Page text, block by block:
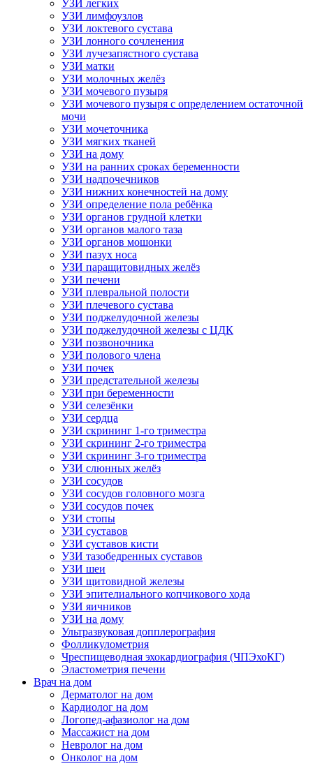
УЗИ легких
УЗИ лимфоузлов
УЗИ локтевого сустава
УЗИ лонного сочленения
УЗИ лучезапястного сустава
УЗИ матки
УЗИ молочных желёз
УЗИ мочевого пузыря
УЗИ мочевого пузыря с определением остаточной
мочи
УЗИ мочеточника
УЗИ мягких тканей
УЗИ на дому
УЗИ на ранних сроках беременности
УЗИ надпочечников
УЗИ нижних конечностей на дому
УЗИ определение пола ребёнка
УЗИ органов грудной клетки
УЗИ органов малого таза
УЗИ органов мошонки
УЗИ пазух носа
УЗИ паращитовидных желёз
УЗИ печени
УЗИ плевральной полости
УЗИ плечевого сустава
УЗИ поджелудочной железы
УЗИ поджелудочной железы с ЦДК
УЗИ позвоночника
УЗИ полового члена
УЗИ почек
УЗИ предстательной железы
УЗИ при беременности
УЗИ селезёнки
УЗИ сердца
УЗИ скрининг 1-го триместра
УЗИ скрининг 2-го триместра
УЗИ скрининг 3-го триместра
УЗИ слюнных желёз
УЗИ сосудов
УЗИ сосудов головного мозга
УЗИ сосудов почек
УЗИ стопы
УЗИ суставов
УЗИ суставов кисти
УЗИ тазобедренных суставов
УЗИ шеи
УЗИ щитовидной железы
УЗИ эпителиального копчикового хода
УЗИ яичников
УЗИ на дому
Ультразвуковая допплерография
Фолликулометрия
Чреспищеводная эхокардиография (ЧПЭхоКГ)
Эластометрия печени
Врач на дом
Дерматолог на дом
Кардиолог на дом
Логопед-афазиолог на дом
Массажист на дом
Невролог на дом
Онколог на дом